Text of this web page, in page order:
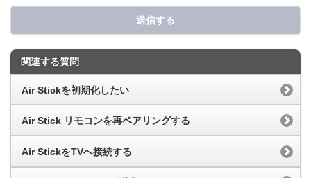
送信する
関連する質問
Air Stickを初期化したい
Air Stick リモコンを再ペアリングする
Air StickをTVへ接続する